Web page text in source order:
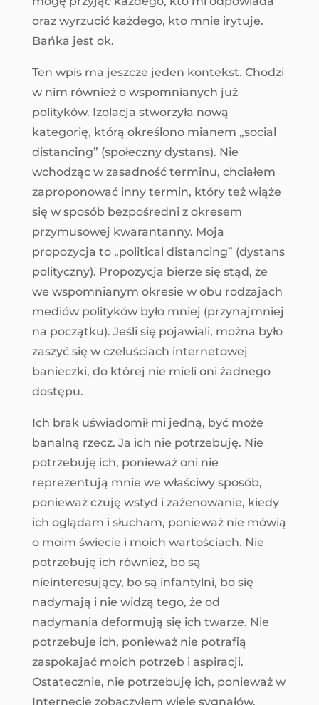
oraz wyrzucić każdego, kto mnie irytuje.
Bańka jest ok.
Ten wpis ma jeszcze jeden kontekst. Chodzi
w nim również o wspomnianych już
polityków. Izolacja stworzyła nową
kategorię, którą określono mianem „social
distancing” (społeczny dystans). Nie
wchodząc w zasadność terminu, chciałem
zaproponować inny termin, który też wiąże
się w sposób bezpośredni z okresem
przymusowej kwarantanny. Moja
propozycja to „political distancing” (dystans
polityczny). Propozycja bierze się stąd, że
we wspomnianym okresie w obu rodzajach
mediów polityków było mniej (przynajmniej
na początku). Jeśli się pojawiali, można było
zaszyć się w czeluściach internetowej
banieczki, do której nie mieli oni żadnego
dostępu.
Ich brak uświadomił mi jedną, być może
banalną rzecz. Ja ich nie potrzebuję. Nie
potrzebuję ich, ponieważ oni nie
reprezentują mnie we właściwy sposób,
ponieważ czuję wstyd i zażenowanie, kiedy
ich oglądam i słucham, ponieważ nie mówią
o moim świecie i moich wartościach. Nie
potrzebuję ich również, bo są
nieinteresujący, bo są infantylni, bo się
nadymają i nie widzą tego, że od
nadymania deformują się ich twarze. Nie
potrzebuje ich, ponieważ nie potrafią
zaspokajać moich potrzeb i aspiracji.
Ostatecznie, nie potrzebuję ich, ponieważ w
Internecie zobaczyłem wiele sygnałów,